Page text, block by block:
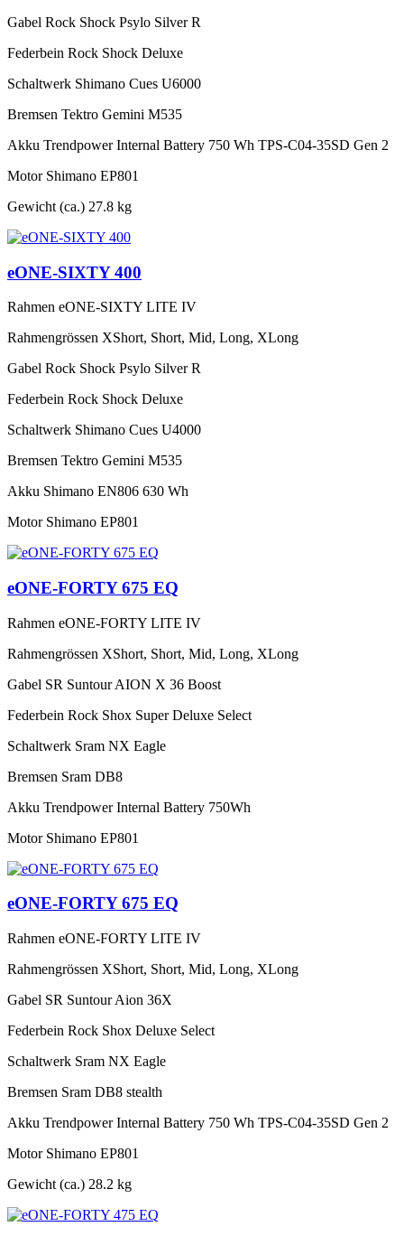
Gabel Rock Shock Psylo Silver R
Federbein Rock Shock Deluxe
Schaltwerk Shimano Cues U6000
Bremsen Tektro Gemini M535
Akku Trendpower Internal Battery 750 Wh TPS-C04-35SD Gen 2
Motor Shimano EP801
Gewicht (ca.) 27.8 kg
eONE-SIXTY 400
Rahmen eONE-SIXTY LITE IV
Rahmengrössen XShort, Short, Mid, Long, XLong
Gabel Rock Shock Psylo Silver R
Federbein Rock Shock Deluxe
Schaltwerk Shimano Cues U4000
Bremsen Tektro Gemini M535
Akku Shimano EN806 630 Wh
Motor Shimano EP801
eONE-FORTY 675 EQ
Rahmen eONE-FORTY LITE IV
Rahmengrössen XShort, Short, Mid, Long, XLong
Gabel SR Suntour AION X 36 Boost
Federbein Rock Shox Super Deluxe Select
Schaltwerk Sram NX Eagle
Bremsen Sram DB8
Akku Trendpower Internal Battery 750Wh
Motor Shimano EP801
eONE-FORTY 675 EQ
Rahmen eONE-FORTY LITE IV
Rahmengrössen XShort, Short, Mid, Long, XLong
Gabel SR Suntour Aion 36X
Federbein Rock Shox Deluxe Select
Schaltwerk Sram NX Eagle
Bremsen Sram DB8 stealth
Akku Trendpower Internal Battery 750 Wh TPS-C04-35SD Gen 2
Motor Shimano EP801
Gewicht (ca.) 28.2 kg